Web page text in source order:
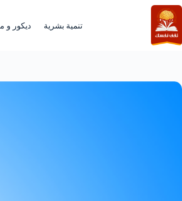
التجاوز
إلى
المحتوى
تنمية بشرية ديكور و